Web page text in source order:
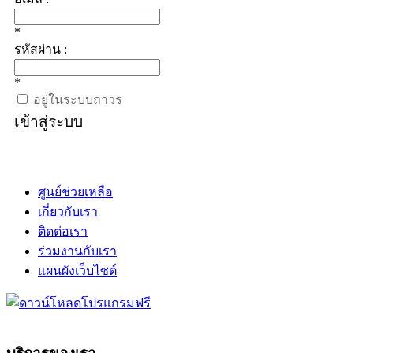
*
รหัสผ่าน :
*
อยู่ในระบบถาวร
เข้าสู่ระบบ
ศูนย์ช่วยเหลือ
เกี่ยวกับเรา
ติดต่อเรา
ร่วมงานกับเรา
แผนผังเว็บไซต์